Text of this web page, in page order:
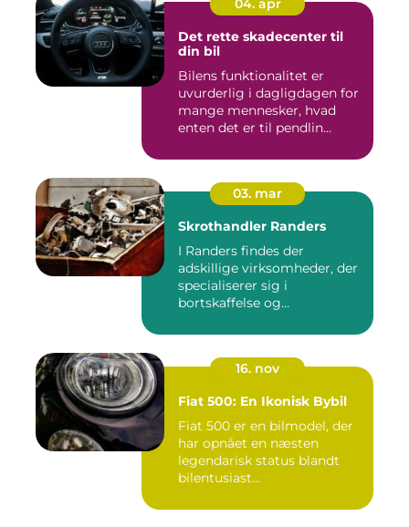
04. apr
Det rette skadecenter til
din bil
Bilens funktionalitet er
uvurderlig i dagligdagen for
mange mennesker, hvad
enten det er til pendlin...
03. mar
Skrothandler Randers
I Randers findes der
adskillige virksomheder, der
specialiserer sig i
bortskaffelse og
16. nov
Fiat 500: En Ikonisk Bybil
Fiat 500 er en bilmodel, der
har opnået en næsten
legendarisk status blandt
bilentusiast...